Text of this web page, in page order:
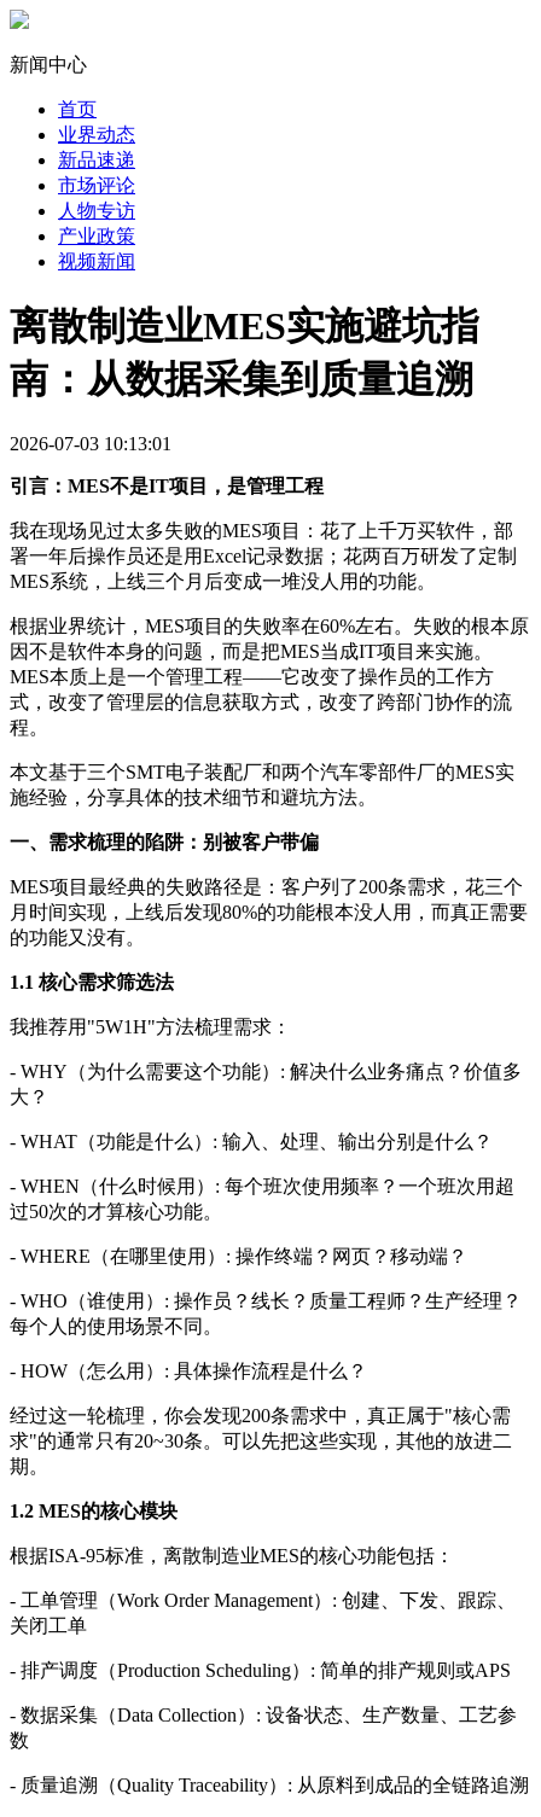
新闻中心
首页
业界动态
新品速递
市场评论
人物专访
产业政策
视频新闻
离散制造业MES实施避坑指
南：从数据采集到质量追溯
2026-07-03 10:13:01
引言：MES不是IT项目，是管理工程
我在现场见过太多失败的MES项目：花了上千万买软件，部
署一年后操作员还是用Excel记录数据；花两百万研发了定制
MES系统，上线三个月后变成一堆没人用的功能。
根据业界统计，MES项目的失败率在60%左右。失败的根本原
因不是软件本身的问题，而是把MES当成IT项目来实施。
MES本质上是一个管理工程——它改变了操作员的工作方
式，改变了管理层的信息获取方式，改变了跨部门协作的流
程。
本文基于三个SMT电子装配厂和两个汽车零部件厂的MES实
施经验，分享具体的技术细节和避坑方法。
一、需求梳理的陷阱：别被客户带偏
MES项目最经典的失败路径是：客户列了200条需求，花三个
月时间实现，上线后发现80%的功能根本没人用，而真正需要
的功能又没有。
1.1 核心需求筛选法
我推荐用"5W1H"方法梳理需求：
- WHY（为什么需要这个功能）: 解决什么业务痛点？价值多
大？
- WHAT（功能是什么）: 输入、处理、输出分别是什么？
- WHEN（什么时候用）: 每个班次使用频率？一个班次用超
过50次的才算核心功能。
- WHERE（在哪里使用）: 操作终端？网页？移动端？
- WHO（谁使用）: 操作员？线长？质量工程师？生产经理？
每个人的使用场景不同。
- HOW（怎么用）: 具体操作流程是什么？
经过这一轮梳理，你会发现200条需求中，真正属于"核心需
求"的通常只有20~30条。可以先把这些实现，其他的放进二
期。
1.2 MES的核心模块
根据ISA-95标准，离散制造业MES的核心功能包括：
- 工单管理（Work Order Management）: 创建、下发、跟踪、
关闭工单
- 排产调度（Production Scheduling）: 简单的排产规则或APS
- 数据采集（Data Collection）: 设备状态、生产数量、工艺参
数
- 质量追溯（Quality Traceability）: 从原料到成品的全链路追溯